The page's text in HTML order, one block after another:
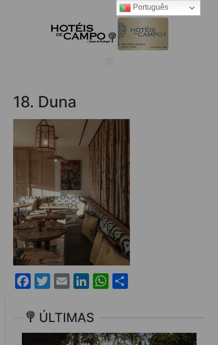
18. Duna
Facebook
Twitter
EmailLinkedIn
WhatsApp
ÚLTIMAS
Português